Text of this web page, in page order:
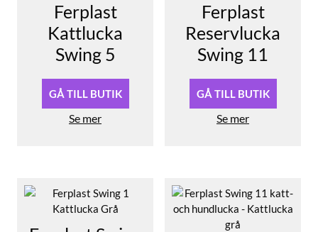
Ferplast
Kattlucka
Swing 5
GÅ TILL BUTIK
Se mer
Ferplast
Reservlucka
Swing 11
GÅ TILL BUTIK
Se mer